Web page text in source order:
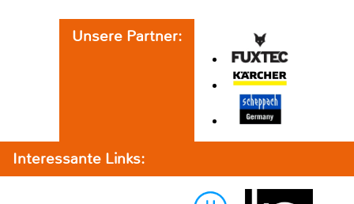
Unsere Partner:
Interessante Links: